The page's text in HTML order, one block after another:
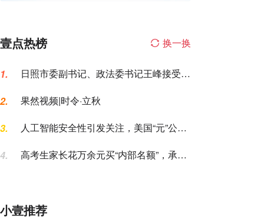
壹点热榜 换一换
1.
日照市委副书记、政法委书记王峰接受纪
2.
果然视频|时令·立秋
3.
人工智能安全性引发关注，美国“元”公司
4.
高考生家长花万余元买“内部名额”，承诺
小壹推荐